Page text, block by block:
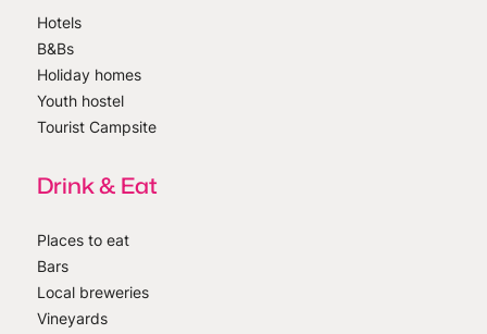
Hotels
B&Bs
Holiday homes
Youth hostel
Tourist Campsite
Drink & Eat
Places to eat
Bars
Local breweries
Vineyards